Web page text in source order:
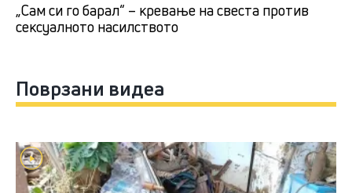
„Сам си го барал“ – кревање на свеста против
сексуалното насилството
Поврзани видеа